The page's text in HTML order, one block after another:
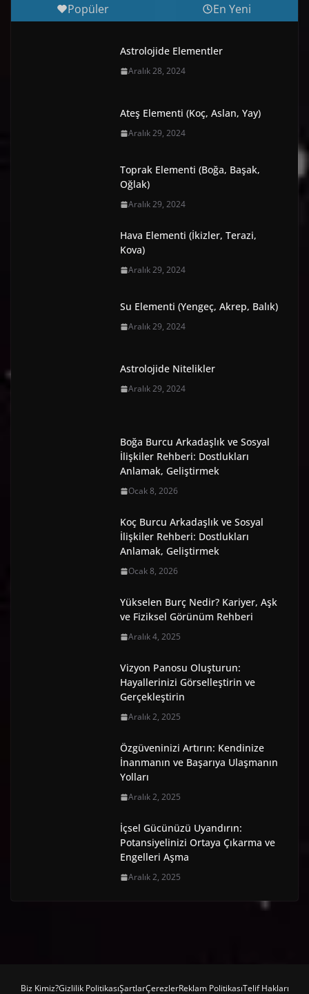
Popüler En Yeni
Astrolojide Elementler
Aralık 28, 2024
Ateş Elementi (Koç, Aslan, Yay)
Aralık 29, 2024
Toprak Elementi (Boğa, Başak,
Oğlak)
Aralık 29, 2024
Hava Elementi (İkizler, Terazi,
Kova)
Aralık 29, 2024
Su Elementi (Yengeç, Akrep, Balık)
Aralık 29, 2024
Astrolojide Nitelikler
Aralık 29, 2024
Boğa Burcu Arkadaşlık ve Sosyal
İlişkiler Rehberi: Dostlukları
Anlamak, Geliştirmek
Ocak 8, 2026
Koç Burcu Arkadaşlık ve Sosyal
İlişkiler Rehberi: Dostlukları
Anlamak, Geliştirmek
Ocak 8, 2026
Yükselen Burç Nedir? Kariyer, Aşk
ve Fiziksel Görünüm Rehberi
Aralık 4, 2025
Vizyon Panosu Oluşturun:
Hayallerinizi Görselleştirin ve
Gerçekleştirin
Aralık 2, 2025
Özgüveninizi Artırın: Kendinize
İnanmanın ve Başarıya Ulaşmanın
Yolları
Aralık 2, 2025
İçsel Gücünüzü Uyandırın:
Potansiyelinizi Ortaya Çıkarma ve
Engelleri Aşma
Aralık 2, 2025
Biz Kimiz?Gizlilik PolitikasıŞartlarÇerezlerReklam PolitikasıTelif Hakları